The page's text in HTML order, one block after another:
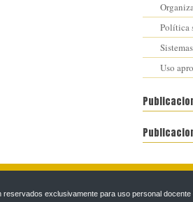
Política
Uso
exclusivamente para uso personal docente